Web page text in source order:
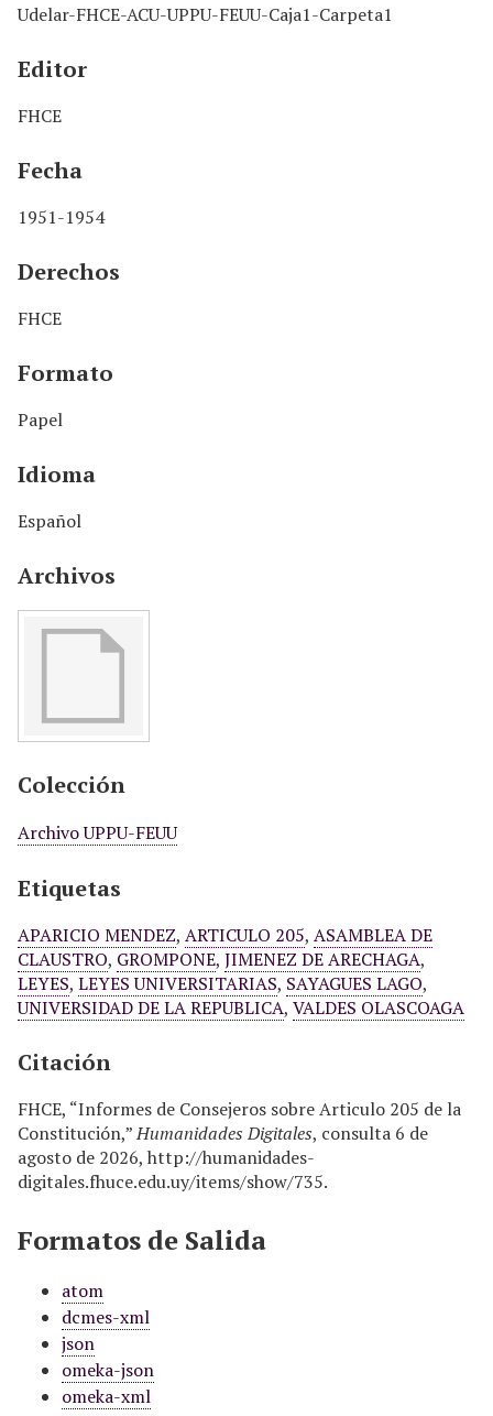
Udelar-FHCE-ACU-UPPU-FEUU-Caja1-Carpeta1
Editor
FHCE
Fecha
1951-1954
Derechos
FHCE
Formato
Papel
Idioma
Español
Archivos
Colección
Archivo UPPU-FEUU
Etiquetas
APARICIO MENDEZ, ARTICULO 205, ASAMBLEA DE
CLAUSTRO, GROMPONE, JIMENEZ DE ARECHAGA,
LEYES, LEYES UNIVERSITARIAS, SAYAGUES LAGO,
UNIVERSIDAD DE LA REPUBLICA, VALDES OLASCOAGA
Citación
FHCE, “Informes de Consejeros sobre Articulo 205 de la
Constitución,”Humanidades Digitales, consulta 6 de
agosto de 2026, http://humanidades-
digitales.fhuce.edu.uy/items/show/735.
Formatos de Salida
atom
dcmes-xml
json
omeka-json
omeka-xml